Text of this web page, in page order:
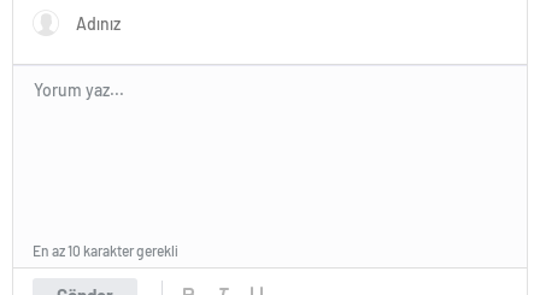
En az 10 karakter gerekli